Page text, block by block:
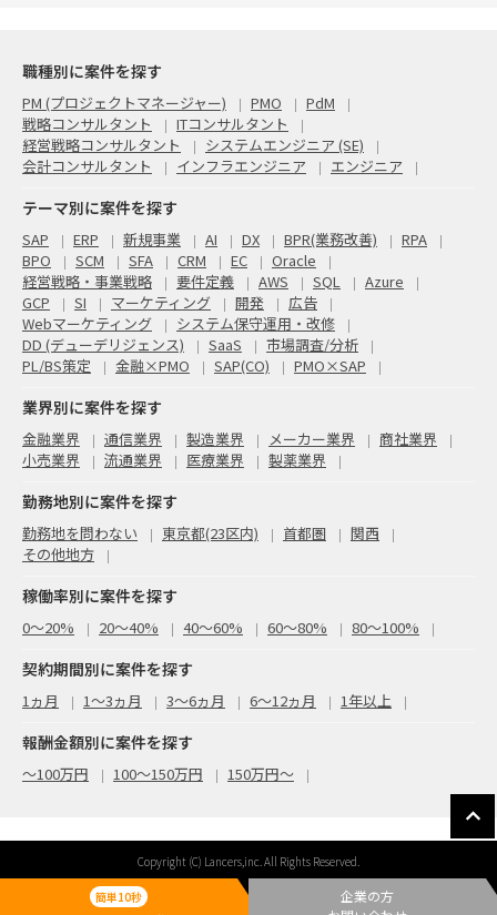
職種別に案件を探す
PM (プロジェクトマネージャー) PMO
PdM
戦略コンサルタント
ITコンサルタント
経営戦略コンサルタント
システムエンジニア (SE)
会計コンサルタント
インフラエンジニア エンジニア
テーマ別に案件を探す
SAP ERP 新規事業 AI DX BPR(業務改善)
RPA
BPO
SCM SFA CRM EC
Oracle
経営戦略・事業戦略
要件定義 AWS SQL
Azure
GCP
SI マーケティング 開発
広告
Webマーケティング
システム保守運用・改修
DD (デューデリジェンス)
SaaS
市場調査/分析
PL/BS策定
金融×PMO SAP(CO) PMO×SAP
業界別に案件を探す
金融業界 通信業界 製造業界 メーカー業界
商社業界
小売業界
流通業界 医療業界 製薬業界
勤務地別に案件を探す
勤務地を問わない 東京都(23区内) 首都圏
関西
その他地方
稼働率別に案件を探す
0〜20% 20〜40% 40〜60% 60〜80% 80〜100%
契約期間別に案件を探す
1ヵ月 1～3ヵ月 3～6ヵ月 6～12ヵ月 1年以上
報酬金額別に案件を探す
〜100万円 100〜150万円 150万円〜
Copyright (C) Lancers,inc. All Rights Reserved.
簡単10秒
企業の方